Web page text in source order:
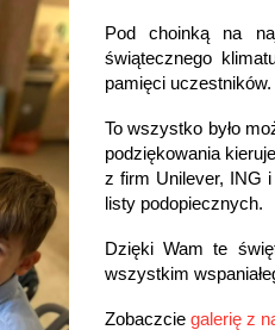
Pod choinką na
świątecznego
pamięci uczestników.
To wszystko było
podziękowania
z firm Unilever, ING
listy podopiecznych.
Dzięki Wam te
wszystkim
Zobaczcie galerię z